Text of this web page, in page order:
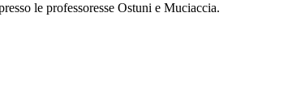
le professoresse Ostuni e Muciaccia.